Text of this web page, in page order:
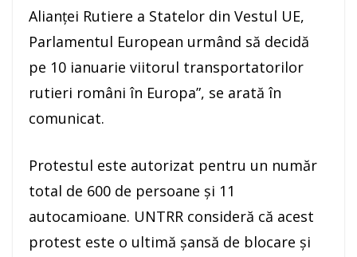
Alianţei Rutiere a Statelor din Vestul UE,
Parlamentul European urmând să decidă
pe 10 ianuarie viitorul transportatorilor
rutieri români în Europa”, se arată în
comunicat.
Protestul este autorizat pentru un număr
total de 600 de persoane şi 11
autocamioane. UNTRR consideră că acest
protest este o ultimă şansă de blocare şi